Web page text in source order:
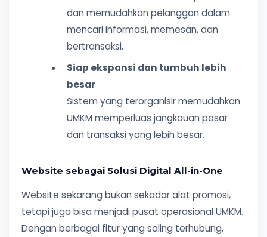
dan memudahkan pelanggan dalam
mencari informasi, memesan, dan
bertransaksi.
Siap ekspansi dan tumbuh lebih
besar
Sistem yang terorganisir memudahkan
UMKM memperluas jangkauan pasar
dan transaksi yang lebih besar.
Website sebagai Solusi Digital All-in-One
Website sekarang bukan sekadar alat promosi,
tetapi juga bisa menjadi pusat operasional UMKM.
Dengan berbagai fitur yang saling terhubung,